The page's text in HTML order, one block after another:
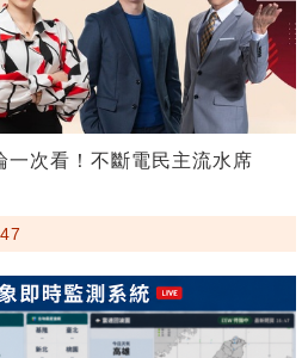
次看！不斷電民主流水席